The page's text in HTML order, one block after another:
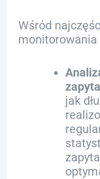
Wśród
monitorowania
jak